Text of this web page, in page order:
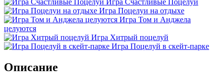
Игра Счастливые Поцелуи
Игра Поцелуи на отдыхе
Игра Том и Анджела
целуются
Игра Хитрый поцелуй
Игра Поцелуй в скейт-парке
Описание